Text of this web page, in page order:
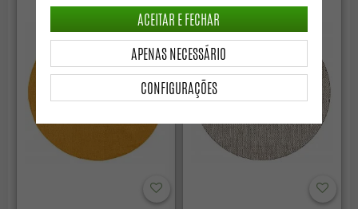
CONFIGURAÇÕES
APENAS NECESSÁRIO
ACEITAR E FECHAR